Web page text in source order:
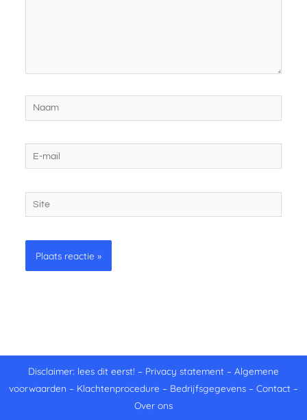
Naam
mail
Site
Disclaimer: lees dit eerst! – Privacy statement – Algemene
voorwaarden – Klachtenprocedure – Bedrijfsgegevens – Contact –
Over ons